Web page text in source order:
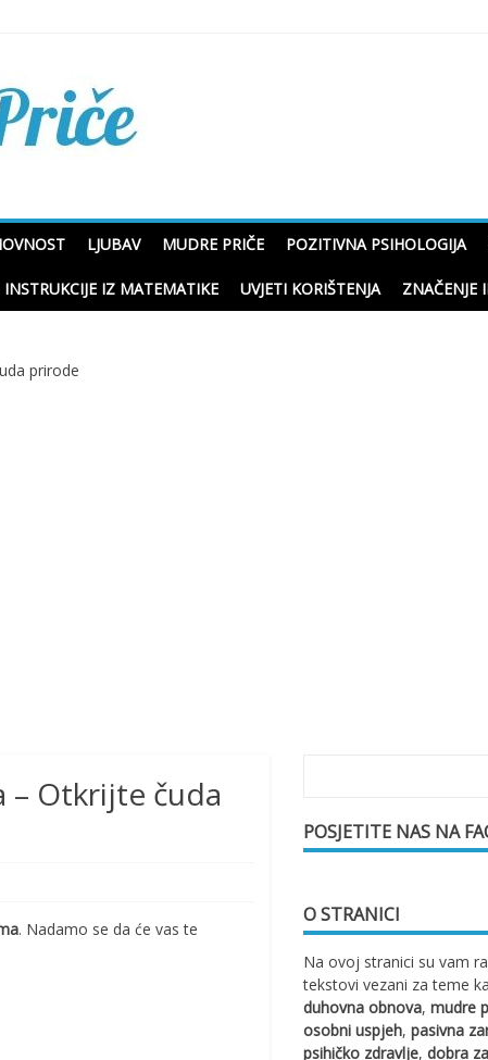
LJUBAV MUDRE PRIČE POZITIVNA PSIHOLOGIJA
INSTRUKCIJE IZ MATEMATIKE UVJETI KORIŠTENJA ZNAČENJE
prirode
Otkrijte čuda
. Nadamo se da će vas te
POSJETITE NAS NA
O STRANICI
Na ovoj stranici su vam
tekstovi vezani za teme
duhovna obnova,mudre
osobni uspjeh,pasivna
psihičko zdravlje,dobra